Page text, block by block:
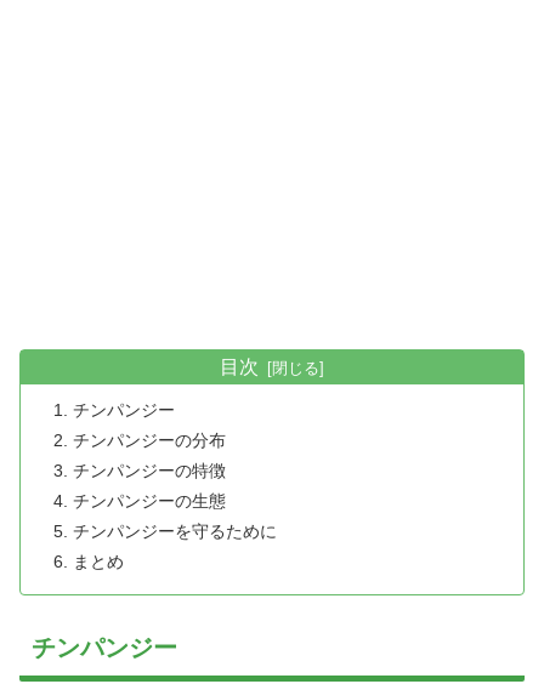
目次
チンパンジー
チンパンジーの分布
チンパンジーの特徴
チンパンジーの生態
チンパンジーを守るために
まとめ
チンパンジー